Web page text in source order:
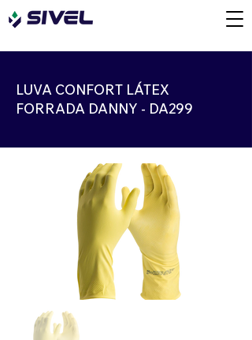
LUVA CONFORT LÁTEX
FORRADA DANNY - DA299